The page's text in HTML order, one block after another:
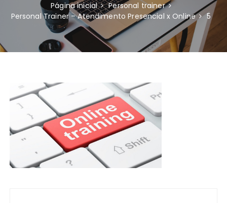
Página inicial
Personal trainer
Personal Trainer – Atendimento Presencial x Online
5